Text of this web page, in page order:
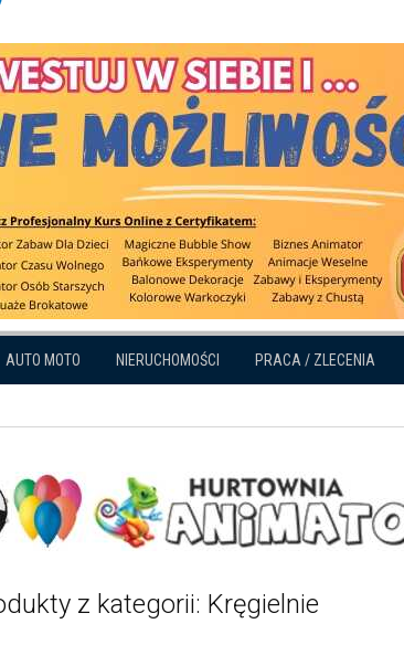
AUTO MOTO NIERUCHOMOŚCI PRACA / ZLECENIA
z kategorii: Kręgielnie